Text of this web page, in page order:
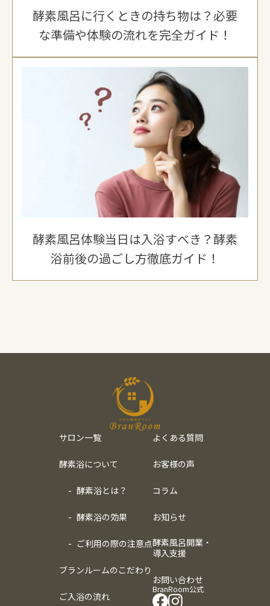
酵素風呂に行くときの持ち物は？必要
な準備や体験の流れを完全ガイド！
酵素風呂体験当日は入浴すべき？酵素
浴前後の過ごし方徹底ガイド！
サロン一覧
酵素浴について
酵素浴とは？
酵素浴の効果
ご利用の際の注意点
ブランルームのこだわり
ご入浴の流れ
よくある質問
お客様の声
コラム
お知らせ
酵素風呂開業・
導入支援
お問い合わせ
BranRoom公式